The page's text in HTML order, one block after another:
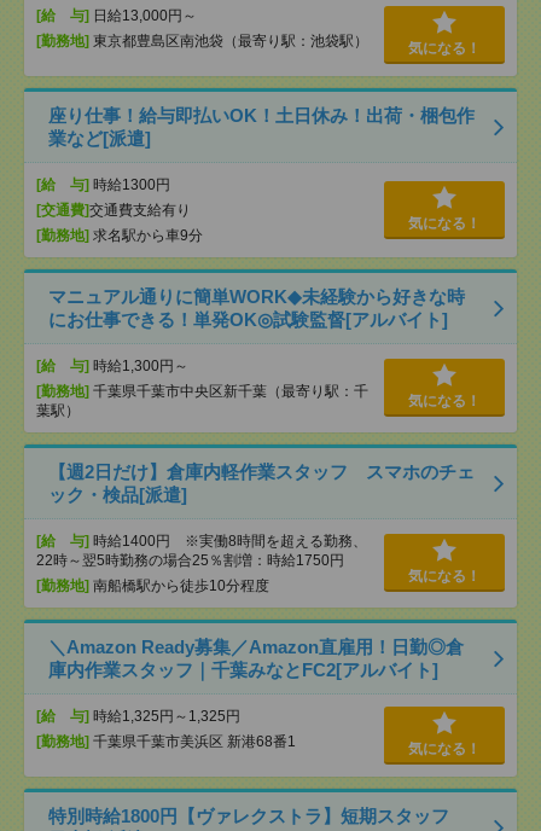
[給 与] 日給13,000円～
[勤務地] 東京都豊島区南池袋（最寄り駅：池袋駅） 気になる！
座り仕事！給与即払いOK！土日休み！出荷・梱包作
業など[派遣]
[給 与] 時給1300円
[交通費]交通費支給有り
[勤務地] 求名駅から車9分
気になる！
マニュアル通りに簡単WORK◆未経験から好きな時
にお仕事できる！単発OK◎試験監督[アルバイト]
[給 与] 時給1,300円～
[勤務地] 千葉県千葉市中央区新千葉（最寄り駅：千
葉駅）
気になる！
【週2日だけ】倉庫内軽作業スタッフ スマホのチェ
ック・検品[派遣]
[給 与] 時給1400円 ※実働8時間を超える勤務、
22時～翌5時勤務の場合25％割増：時給1750円
[勤務地] 南船橋駅から徒歩10分程度
気になる！
＼Amazon Ready募集／Amazon直雇用！日勤◎倉
庫内作業スタッフ｜千葉みなとFC2[アルバイト]
[給 与] 時給1,325円～1,325円
[勤務地] 千葉県千葉市美浜区 新港68番1 気になる！
特別時給1800円【ヴァレクストラ】短期スタッフ